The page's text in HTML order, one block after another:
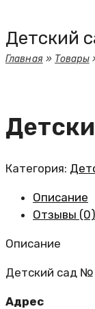
Детский
Главная» Товары
Категория:
Описание
Отзывы (0)
Описание
Детский сад №
Адрес